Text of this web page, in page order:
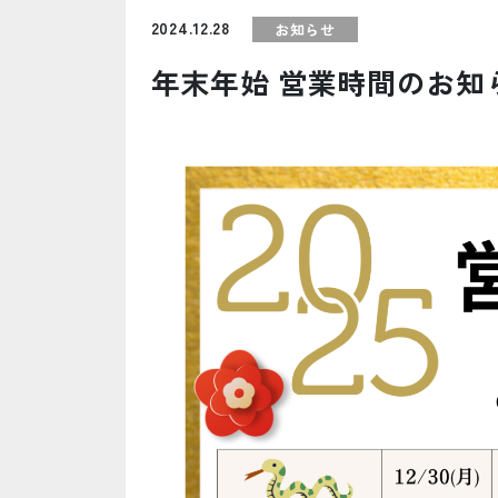
2024.12.28 お知らせ
年末年始 営業時間のお知